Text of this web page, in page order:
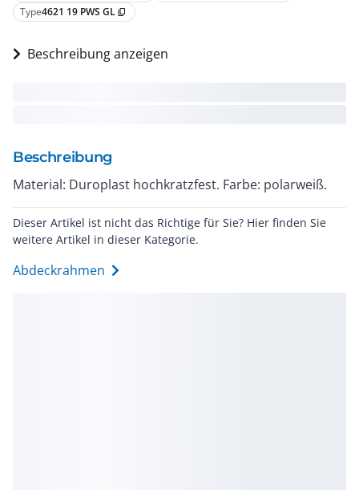
Type4621 19 PWS GL content_copy
Beschreibung anzeigen
Beschreibung
Material: Duroplast hochkratzfest. Farbe: polarweiß.
Dieser Artikel ist nicht das Richtige für Sie? Hier finden Sie
weitere Artikel in dieser Kategorie.
Abdeckrahmen